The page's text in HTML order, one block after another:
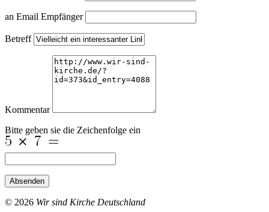
an Email Empfänger
Betreff
Kommentar
Bitte geben sie die Zeichenfolge ein
Absenden
© 2026 Wir sind Kirche Deutschland